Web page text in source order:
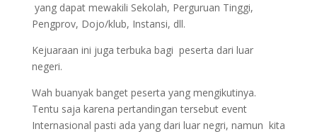
yang dapat mewakili Sekolah, Perguruan Tinggi,
Pengprov, Dojo/klub, Instansi, dll.
Kejuaraan ini juga terbuka bagi peserta dari luar
negeri.
Wah buanyak banget peserta yang mengikutinya.
Tentu saja karena pertandingan tersebut event
Internasional pasti ada yang dari luar negri, namun kita